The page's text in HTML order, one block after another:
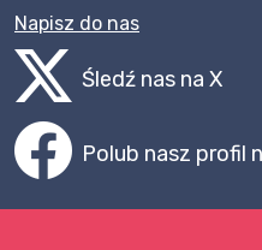
Napisz do nas
Śledź nas na X
Polub nasz profil